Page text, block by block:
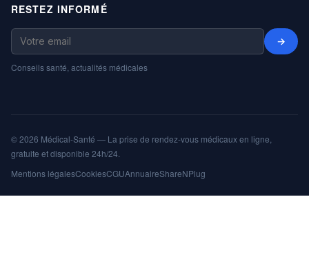
RESTEZ INFORMÉ
→
Conseils santé, actualités médicales
© 2026 Médical-Santé — La prise de rendez-vous médicaux en ligne,
gratuite et disponible 24h/24.
Mentions légalesCookiesCGUAnnuaireShareNPlug